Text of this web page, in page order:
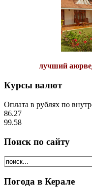
лучший
Курсы валют
Оплата в рублях по
86.27
99.58
Поиск по сайту
Погода в Керале